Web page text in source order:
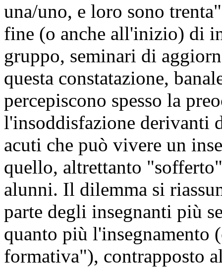
una/uno, e loro sono
fine (o anche all'inizio) di
gruppo, seminari di
questa constatazione,
percepiscono spesso la
l'insoddisfazione derivanti
acuti che può vivere un
quello, altrettanto
alunni. Il dilemma si
parte degli insegnanti più
quanto più
formativa"), contrapposto